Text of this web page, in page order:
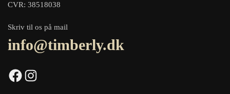
CVR: 38518038
Skriv til os på mail
info@timberly.dk
Facebook Instagram